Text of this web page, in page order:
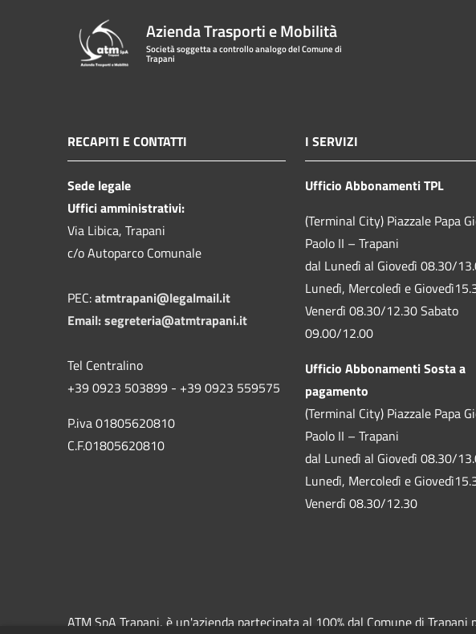
Azienda Trasporti e Mobilità
Società soggetta a controllo analogo del Comune di
Trapani
RECAPITI E CONTATTI
Sede legale
Uffici amministrativi:
Via Libica, Trapani
c/o Autoparco Comunale
PEC:atmtrapani@legalmail.it
Email:segreteria@atmtrapani.it
Tel Centralino
+39 0923 503899 - +39 0923 559575
P.iva 01805620810
C.F.01805620810
I SERVIZI
Ufficio Abbonamenti TPL
(Terminal City) Piazzale Papa
Paolo II – Trapani
dal Lunedì al Giovedì 08.30/
Lunedì, Mercoledì e
Venerdì 08.30/12.30 Sabato
09.00/12.00
Ufficio Abbonamenti Sosta a
pagamento
(Terminal City) Piazzale Papa
Paolo II – Trapani
dal Lunedì al Giovedì 08.30/
Lunedì, Mercoledì e
Venerdì 08.30/12.30
ATM SpA Trapani, è un'azienda partecipata al 100% dal Comune di